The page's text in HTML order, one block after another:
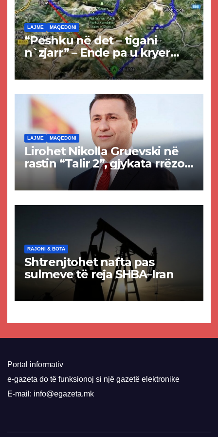
LAJME MAQEDONI
“Peshku në det – tigani
n`zjarr” – Ende pa u kryer
projekti i tunelit, komuna e
Tetovës nis punimet për
LAJME MAQEDONI
Lirohet Nikolla Gruevski në
rastin “Talir 2”, gjykata rrëzon
akuzat për ndërtimin e
paligjshëm të selisë së
RAJONI & BOTA
Shtrenjtohet nafta pas
sulmeve të reja SHBA–Iran
Portal informativ
e-gazeta do të funksionoj si një gazetë elektronike
E-mail: info@egazeta.mk